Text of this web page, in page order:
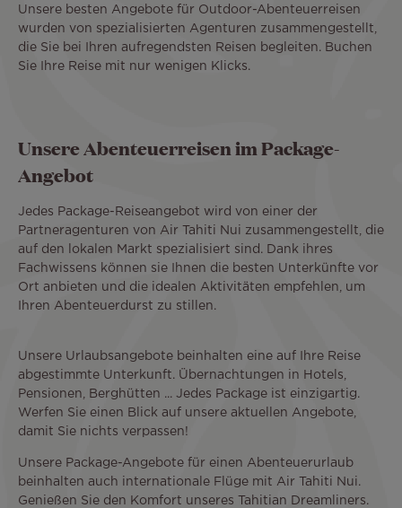
Unsere besten Angebote für Outdoor-Abenteuerreisen
wurden von spezialisierten Agenturen zusammengestellt,
die Sie bei Ihren aufregendsten Reisen begleiten. Buchen
Sie Ihre Reise mit nur wenigen Klicks.
Unsere Abenteuerreisen im Package-
Angebot
Jedes Package-Reiseangebot wird von einer der
Partneragenturen von Air Tahiti Nui zusammengestellt, die
auf den lokalen Markt spezialisiert sind. Dank ihres
Fachwissens können sie Ihnen die besten Unterkünfte vor
Ort anbieten und die idealen Aktivitäten empfehlen, um
Ihren Abenteuerdurst zu stillen.
Unsere Urlaubsangebote beinhalten eine auf Ihre Reise
abgestimmte Unterkunft. Übernachtungen in Hotels,
Pensionen, Berghütten ... Jedes Package ist einzigartig.
Werfen Sie einen Blick auf unsere aktuellen Angebote,
damit Sie nichts verpassen!
Unsere Package-Angebote für einen Abenteuerurlaub
beinhalten auch internationale Flüge mit Air Tahiti Nui.
Genießen Sie den Komfort unseres Tahitian Dreamliners.